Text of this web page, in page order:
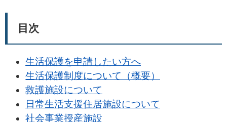
目次
生活保護を申請したい方へ
生活保護制度について（概要）
救護施設について
日常生活支援住居施設について
社会事業授産施設